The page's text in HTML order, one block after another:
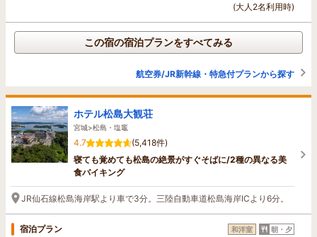
(大人2名利用時)
この宿の宿泊プランをすべてみる
航空券/JR新幹線・特急付プランから探す
ホテル松島大観荘
宮城>松島・塩竈
4.7
(5,418件)
寝ても覚めても松島の絶景がすぐそばに/2種の異なる美
食バイキング
JR仙石線松島海岸駅より車で3分。三陸自動車道松島海岸ICより6分。
宿泊プラン 和洋室 朝・夕